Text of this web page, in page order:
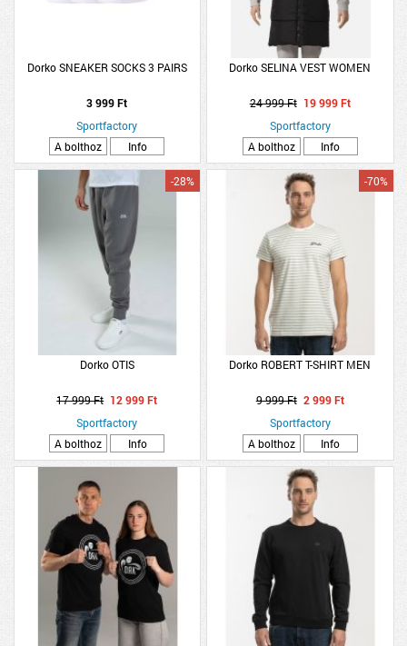
Dorko SNEAKER SOCKS 3 PAIRS
3 999 Ft
Sportfactory
A bolthoz
Info
Dorko SELINA VEST WOMEN
24 999 Ft 19 999 Ft
Sportfactory
A bolthoz
Info
Dorko OTIS
-28%
17 999 Ft 12 999 Ft
Sportfactory
A bolthoz
Info
Dorko ROBERT T-SHIRT MEN
-70%
9 999 Ft 2 999 Ft
Sportfactory
A bolthoz
Info